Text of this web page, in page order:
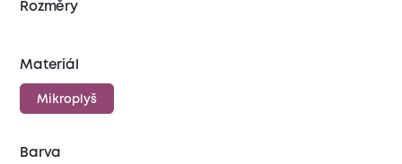
Rozměry
Materiál
Mikroplyš
Barva